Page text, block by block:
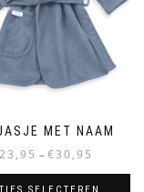
MET NAAM
23,95 – €30,95
€23,95
tot